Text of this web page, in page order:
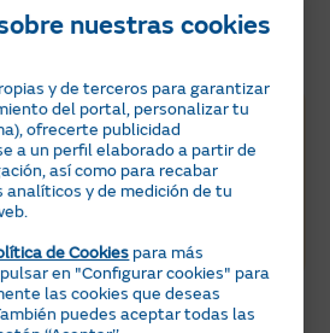
años
la
sol
placas solares
nuestras cookies
y de terceros para garantizar
del portal, personalizar tu
ofrecerte publicidad
a un perfil elaborado a partir de
así como para recabar
analíticos y de medición de tu
de Cookies para más
en "Configurar cookies" para
las cookies que deseas
puedes aceptar todas las